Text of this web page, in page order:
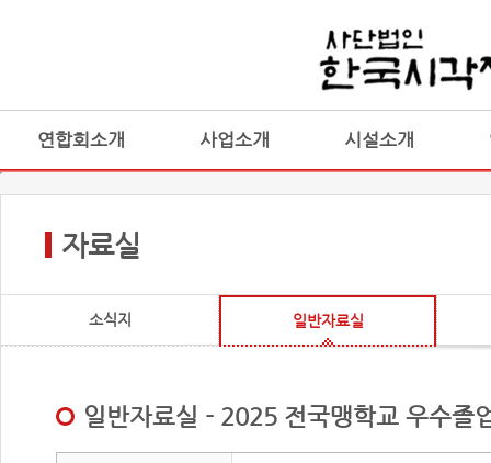
연합회소개 사업소개 시설소개
자료실
소식지 일반자료실
일반자료실 - 2025 전국맹학교 우수졸